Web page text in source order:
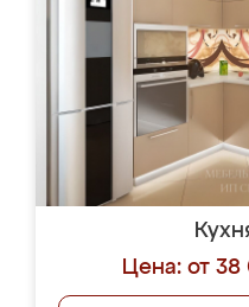
Цена: от 38